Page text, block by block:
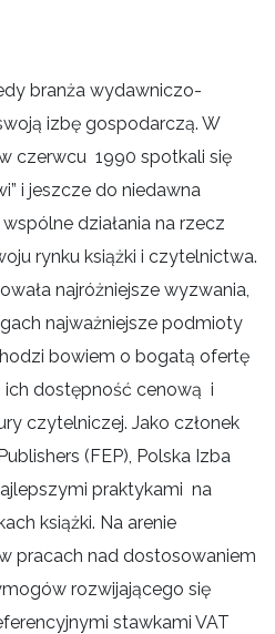
branża wydawniczo-
izbę gospodarczą. W
czerwcu 1990 spotkali się
i jeszcze do niedawna
działania na rzecz
rynku książki i czytelnictwa.
najróżniejsze wyzwania,
najważniejsze podmioty
bowiem o bogatą ofertę
ich dostępność cenową i
czytelniczej. Jako członek
(FEP), Polska Izba
praktykami na
książki. Na arenie
pracach nad dostosowaniem
rozwijającego się
stawkami VAT